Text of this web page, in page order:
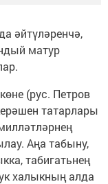
әйтүләренчә,
матур
(рус. Петров
татарлары
Аңа табыну,
табигатьнең
халыкның алда